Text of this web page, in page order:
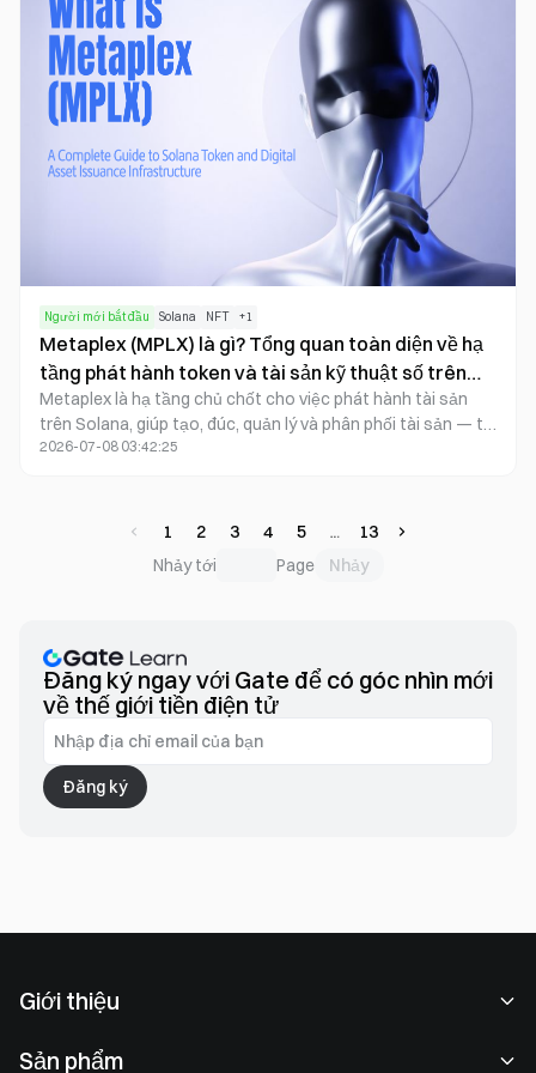
trong phát triển, phù hợp cho các tình huống tài sản trên
chuỗi với các quy tắc cần thay đổi liên tục.
Người mới bắt đầu Solana NFT +1
Metaplex (MPLX) là gì? Tổng quan toàn diện về hạ
tầng phát hành token và tài sản kỹ thuật số trên
Solana
Metaplex là hạ tầng chủ chốt cho việc phát hành tài sản
trên Solana, giúp tạo, đúc, quản lý và phân phối tài sản — từ
NFT đến các tài sản trên chuỗi mở rộng — thông qua các
phối tham số trong toàn bộ hệ sinh thái. Core, Candy
nền tảng kỹ thuật vững chắc, cho phép các đội dự án xây
2026-07-08 03:42:25
1 2 3 4 5
13
Nhảy tới
Page Nhảy
Đăng ký ngay với Gate để có góc nhìn mới
về thế giới tiền điện tử
Đăng ký
Giới thiệu
Sản phẩm